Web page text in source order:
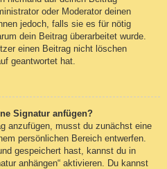
oder Moderator deinen
jedoch, falls sie es für nötig
dein Beitrag überarbeitet wurde.
einen Beitrag nicht löschen
geantwortet hat.
Signatur anfügen?
anzufügen, musst du zunächst eine
persönlichen Bereich entwerfen.
gespeichert hast, kannst du in
anhängen“ aktivieren. Du kannst